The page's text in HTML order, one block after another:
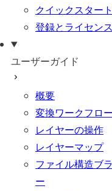
クイックスター
登録とライセン
ユーザーガイド
概要
変換ワークフロ
レイヤーの操作
レイヤーマップ
ファイル構造ブ
ー